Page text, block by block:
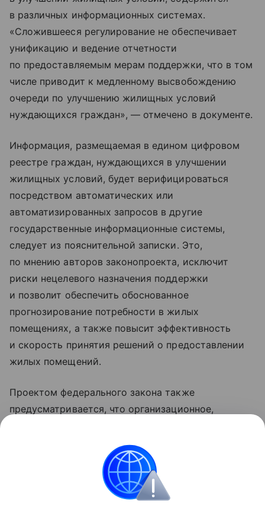
в различных информационных системах.
«Сложившееся регулирование не обеспечивает
унификацию и ведение отчетности
по предоставляемым мерам поддержки, что в том
числе приводит к медленному высвобождению
очереди по улучшению жилищных условий
нуждающихся граждан», — отмечено в документе.
Информация, размещаемая в едином цифровом
реестре граждан, нуждающихся в улучшении
жилищных условий, будет верифицироваться
посредством автоматических или
автоматизированных запросов в другие
государственные информационные системы,
следует из пояснительной записки. Это,
по мнению авторов законопроекта, исключит
риски нецелевого назначения поддержки
и позволит обеспечить обоснованное
прогнозирование потребности в жилых
помещениях, а также повысит эффективность
и скорость принятия решений о предоставлении
жилых помещений.
Проектом федерального закона также
предусматривается, что организационное,
учета граждан, нуждающихся в улучшении
жилищных условий, будет возложено на ДОМ.РФ
как единый институт развития в жилищной сфере,
который является оператором ЕИСЖС.